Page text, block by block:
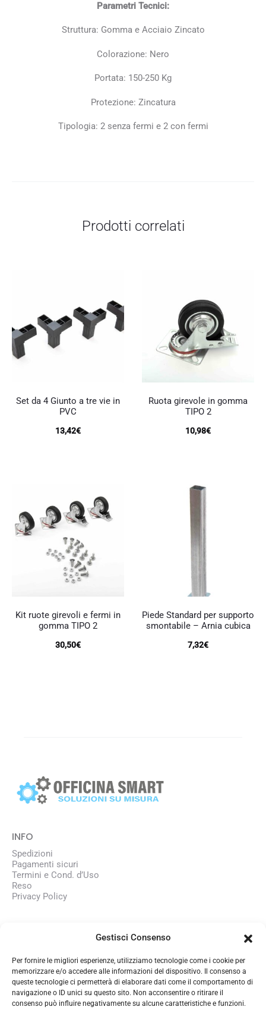
Gestisci Consenso
Per fornire le migliori esperienze, utilizziamo tecnologie come i cookie per
memorizzare e/o accedere alle informazioni del dispositivo. Il consenso a
queste tecnologie ci permetterà di elaborare dati come il comportamento di
navigazione o ID unici su questo sito. Non acconsentire o ritirare il
consenso può influire negativamente su alcune caratteristiche e funzioni.
Parametri Tecnici:
Struttura: Gomma e Acciaio Zincato
Colorazione: Nero
Portata: 150-250 Kg
Protezione: Zincatura
Tipologia: 2 senza fermi e 2 con fermi
Prodotti correlati
Set da 4 Giunto a tre vie in
PVC
13,42€
Ruota girevole in gomma
TIPO 2
10,98€
Kit ruote girevoli e fermi in
gomma TIPO 2
30,50€
Piede Standard per supporto
smontabile – Arnia cubica
7,32€
INFO
Spedizioni
Pagamenti sicuri
Termini e Cond. d’Uso
Reso
Privacy Policy
Lavora con noi
CONTATTI
350 1345101